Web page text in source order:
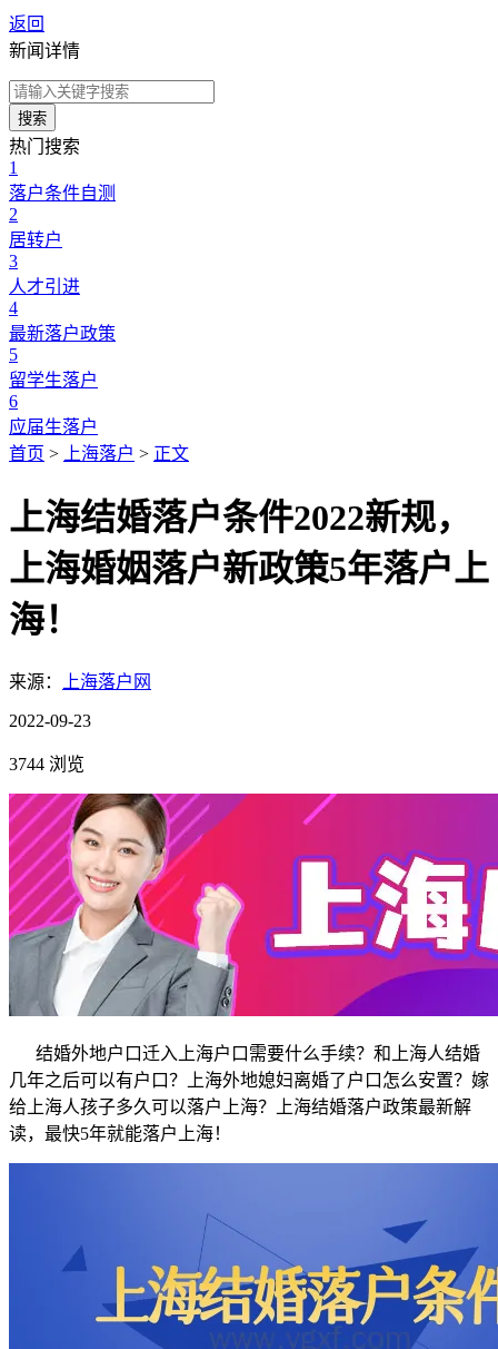
返回
新闻详情
搜索
热门搜索
1
落户条件自测
2
居转户
3
人才引进
4
最新落户政策
5
留学生落户
6
应届生落户
首页 > 上海落户 > 正文
上海结婚落户条件2022新规，
上海婚姻落户新政策5年落户上
海！
来源： 上海落户网
2022-09-23
3744 浏览
结婚外地户口迁入上海户口需要什么手续？和上海人结婚
几年之后可以有户口？上海外地媳妇离婚了户口怎么安置？嫁
给上海人孩子多久可以落户上海？上海结婚落户政策最新解
读，最快5年就能落户上海！